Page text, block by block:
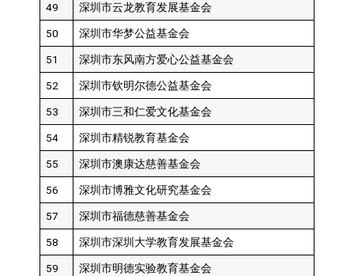
49 深圳市云龙教育发展基金会
50 深圳市华梦公益基金会
51 深圳市东风南方爱心公益基金会
52 深圳市钦明尔德公益基金会
53 深圳市三和仁爱文化基金会
54 深圳市精锐教育基金会
55 深圳市澳康达慈善基金会
56 深圳市博雅文化研究基金会
57 深圳市福德慈善基金会
58 深圳市深圳大学教育发展基金会
59 深圳市明德实验教育基金会